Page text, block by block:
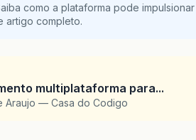
como a plataforma pode
artigo completo.
multiplataforma para...
Araujo — Casa do Codigo